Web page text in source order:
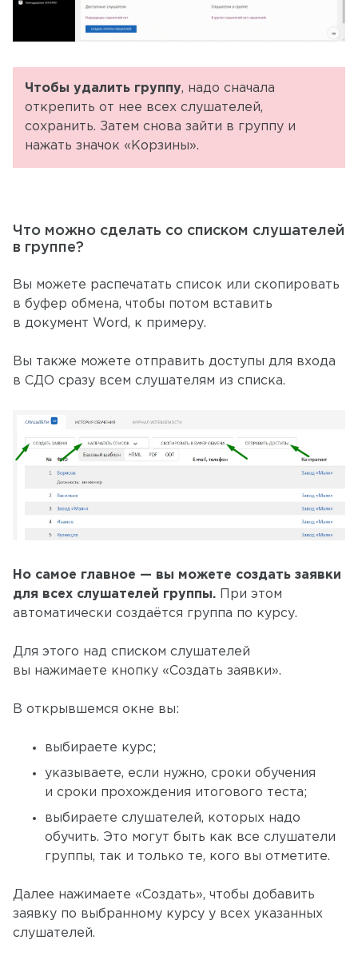
Чтобы удалить группу, надо сначала
открепить от нее всех слушателей,
сохранить. Затем снова зайти в группу и
нажать значок «Корзины».
Что можно сделать со списком слушателей
в группе?
Вы можете распечатать список или скопировать
в буфер обмена, чтобы потом вставить
в документ Word, к примеру.
Вы также можете отправить доступы для входа
в СДО сразу всем слушателям из списка.
Но самое главное — вы можете создать заявки
для всех слушателей группы. При этом
автоматически создаётся группа по курсу.
Для этого над списком слушателей
вы нажимаете кнопку «Создать заявки».
В открывшемся окне вы:
выбираете курс;
указываете, если нужно, сроки обучения
и сроки прохождения итогового теста;
выбираете слушателей, которых надо
обучить. Это могут быть как все слушатели
группы, так и только те, кого вы отметите.
Далее нажимаете «Создать», чтобы добавить
заявку по выбранному курсу у всех указанных
слушателей.